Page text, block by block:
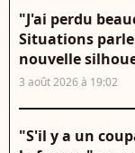
"J'ai perdu
Situations
nouvelle
3 août 2026 à 19:02
"S'il y a un